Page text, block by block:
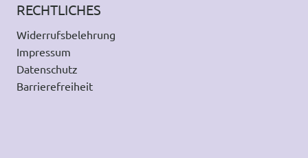
RECHTLICHES
Widerrufsbelehrung
Impressum
Datenschutz
Barrierefreiheit